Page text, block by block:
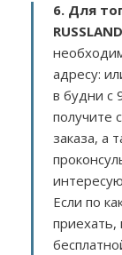
6. Для
адресу:
в будни с
получите
заказа, а
Если по